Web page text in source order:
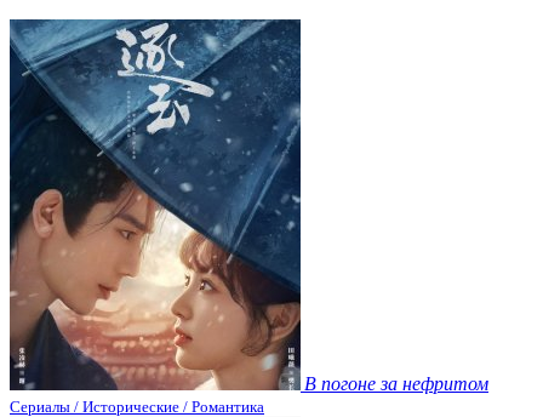
В погоне за нефритом
Сериалы / Исторические / Романтика